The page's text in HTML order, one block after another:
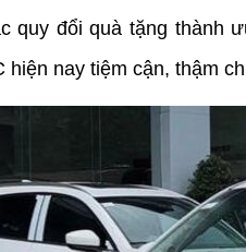
quy đổi quà tặng thành
hiện nay tiệm cận, thậm